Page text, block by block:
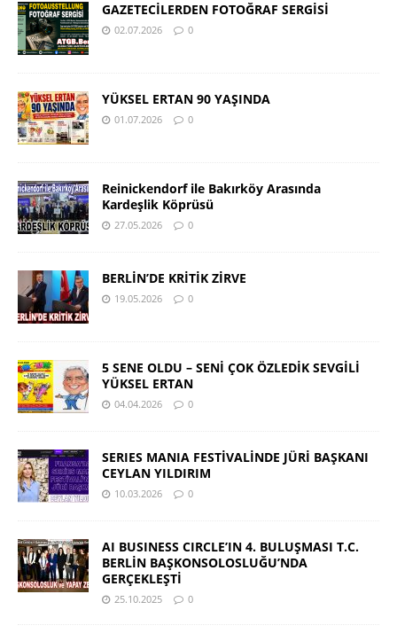
GAZETECİLERDEN FOTOĞRAF SERGİSİ
02.07.2026 0
YÜKSEL ERTAN 90 YAŞINDA
01.07.2026 0
Reinickendorf ile Bakırköy Arasında
Kardeşlik Köprüsü
27.05.2026 0
BERLİN’DE KRİTİK ZİRVE
19.05.2026 0
5 SENE OLDU – SENİ ÇOK ÖZLEDİK SEVGİLİ
YÜKSEL ERTAN
04.04.2026 0
SERIES MANIA FESTİVALİNDE JÜRİ BAŞKANI
CEYLAN YILDIRIM
10.03.2026 0
AI BUSINESS CIRCLE’IN 4. BULUŞMASI T.C.
BERLİN BAŞKONSOLOSLUĞU’NDA
GERÇEKLEŞTİ
25.10.2025 0